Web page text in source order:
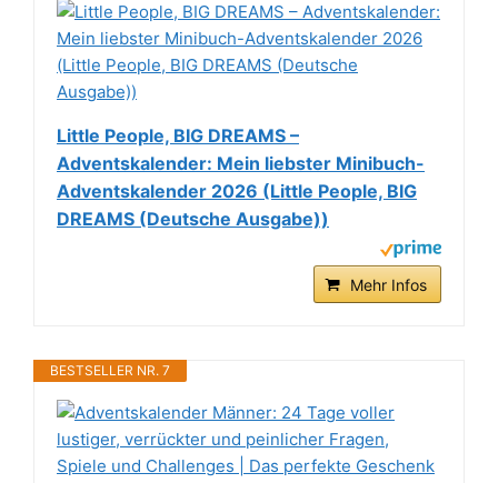
Little People, BIG DREAMS –
Adventskalender: Mein liebster Minibuch-
Adventskalender 2026 (Little People, BIG
DREAMS (Deutsche Ausgabe))
Mehr Infos
BESTSELLER NR. 7